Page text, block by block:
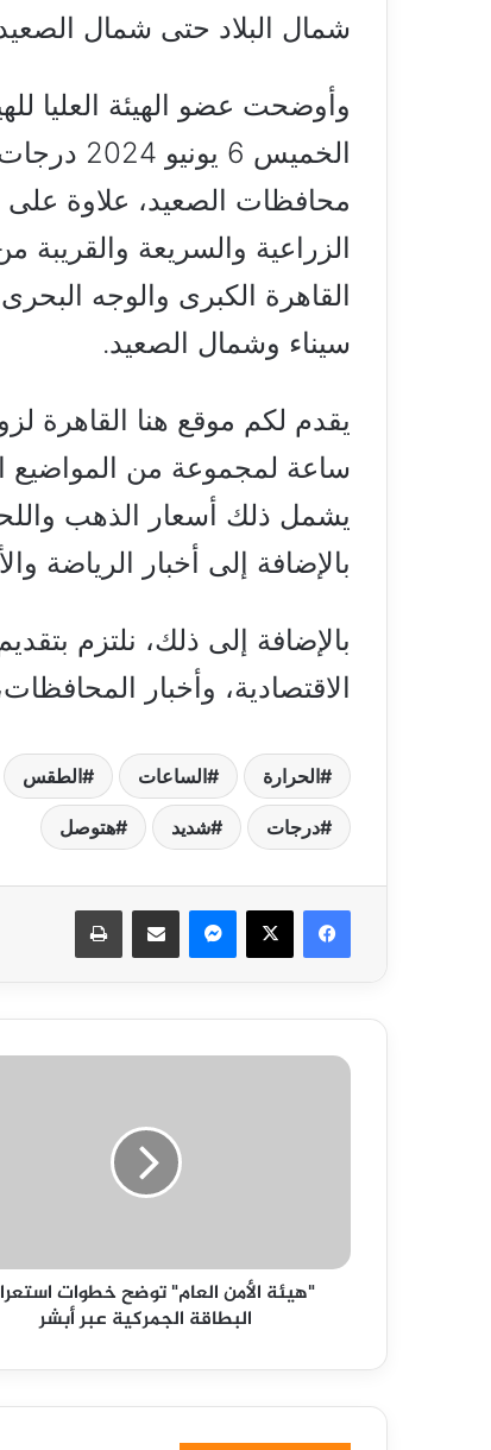
شمال البلاد حتى شمال
وأوضحت عضو الهيئة العليا
محافظات الصعيد، علاوة
الزراعية والسريعة
القاهرة الكبرى والوجه
سيناء وشمال الصعيد.
ساعة لمجموعة من المواضيع
يشمل ذلك أسعار الذهب
بالإضافة إلى أخبار الرياضة
بالإضافة إلى ذلك، نلتزم
الاقتصادية، وأخبار
الحرارة الساعات الطقس
درجات شديد هتوصل
فيسبوك ‫X ماسنجر مشاركة عبر البريد طباعة
"هيئة
عبر
"هيئة الأمن العام" توضح خطوات
البطاقة الجمركية عبر أبشر